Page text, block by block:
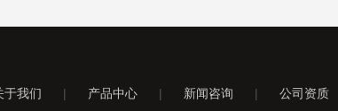
于我们 | 产品中心 | 新闻咨询 | 公司资质